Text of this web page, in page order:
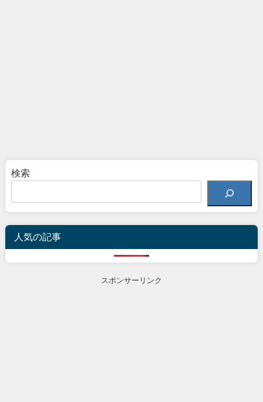
検索
人気の記事
スポンサーリンク